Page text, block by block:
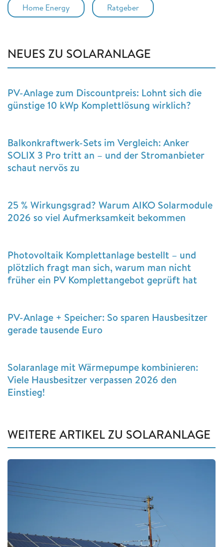
Home Energy Ratgeber
NEUES ZU SOLARANLAGE
PV-Anlage zum Discountpreis: Lohnt sich die
günstige 10 kWp Komplettlösung wirklich?
Balkonkraftwerk-Sets im Vergleich: Anker
SOLIX 3 Pro tritt an – und der Stromanbieter
schaut nervös zu
25 % Wirkungsgrad? Warum AIKO Solarmodule
2026 so viel Aufmerksamkeit bekommen
Photovoltaik Komplettanlage bestellt – und
plötzlich fragt man sich, warum man nicht
früher ein PV Komplettangebot geprüft hat
PV-Anlage + Speicher: So sparen Hausbesitzer
gerade tausende Euro
Solaranlage mit Wärmepumpe kombinieren:
Viele Hausbesitzer verpassen 2026 den
Einstieg!
WEITERE ARTIKEL ZU SOLARANLAGE